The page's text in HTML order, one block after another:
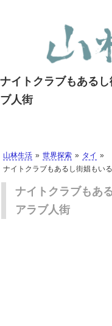
ナイトクラブもある
ブ人街
山林生活 世界探索
タイ
ナイトクラブもあるし街娼もい
ナイトクラブもあ
アラブ人街